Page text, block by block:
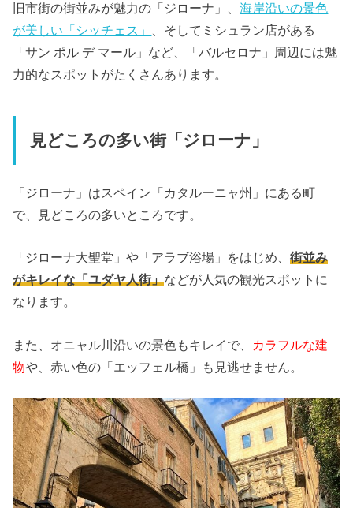
旧市街の街並みが魅力の「ジローナ」、海岸沿いの景色
が美しい「シッチェス」
、そしてミシュラン店がある
「サン ポル デ マール」など、「バルセロナ」周辺には魅
力的なスポットがたくさんあります。
見どころの多い街「ジローナ」
「ジローナ」はスペイン「カタルーニャ州」にある町
で、見どころの多いところです。
「ジローナ大聖堂」や「アラブ浴場」をはじめ、街並み
がキレイな「ユダヤ人街」などが人気の観光スポットに
なります。
また、オニャル川沿いの景色もキレイで、 カラフルな建
物や、赤い色の「エッフェル橋」も見逃せません。